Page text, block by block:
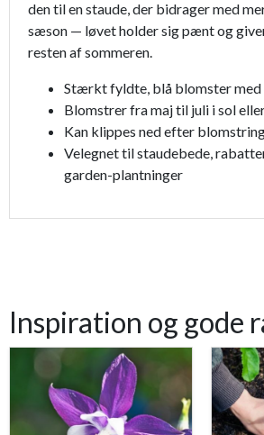
den til en staude, der bidrager med
sæson — løvet holder sig pænt og
resten af sommeren.
Stærkt fyldte, blå blomster
Blomstrer fra maj til juli i sol
Kan klippes ned efter
Velegnet til staudebede,
garden-plantninger
Inspiration og gode